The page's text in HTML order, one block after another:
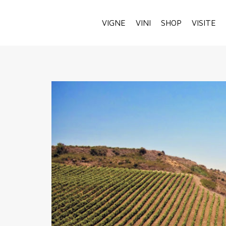
VIGNE VINI SHOP VISITE